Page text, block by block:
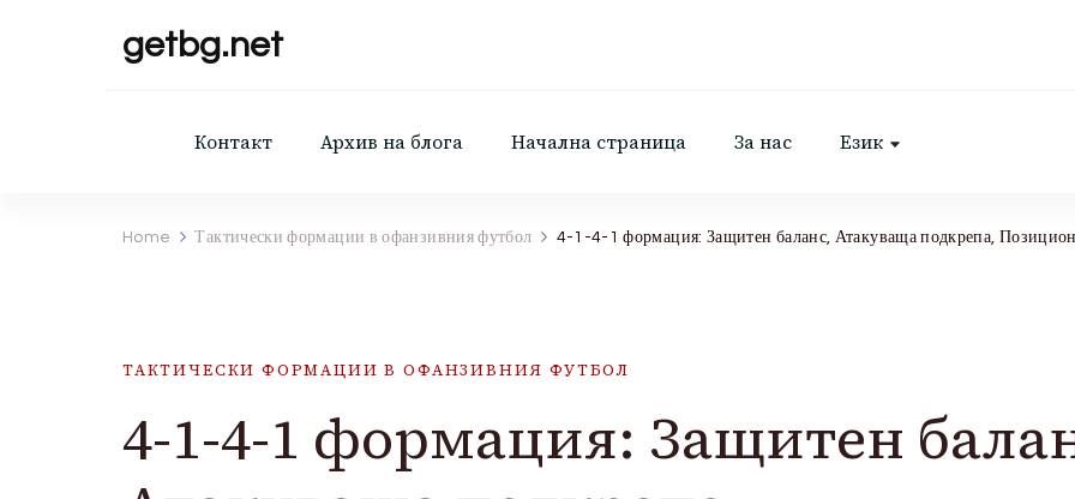
getbg.net
Контакт Архив на блога Начална страница За нас Език
Home Тактически формации в офанзивния футбол 4-1-4-1 формация: Защитен баланс, Атакуваща подкрепа,
ТАКТИЧЕСКИ ФОРМАЦИИ В ОФАНЗИВНИЯ ФУТБОЛ
4-1-4-1 формация: Защитен